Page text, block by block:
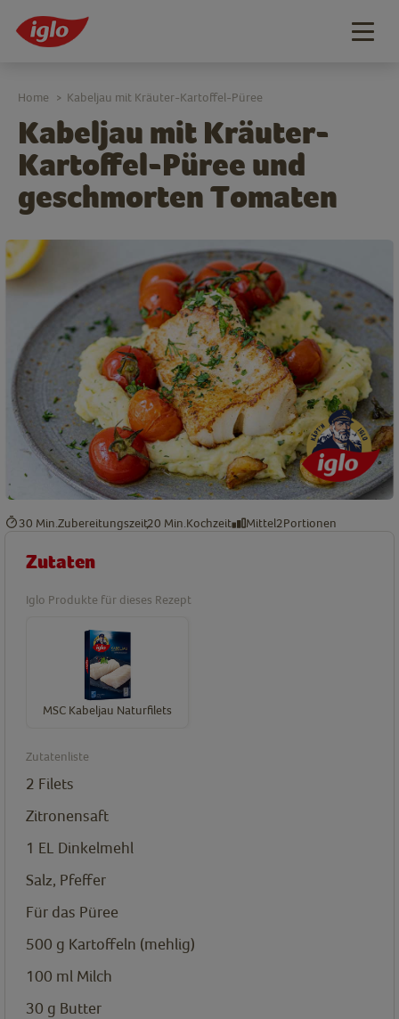
Kabeljau mit Kräuter-
Kartoffel-Püree und
geschmorten Tomaten
Home > Kabeljau mit Kräuter-Kartoffel-Püree
30 Min. Zubereitungszeit20 Min. Kochzeit Mittel2Portionen
Zutaten
Iglo Produkte für dieses Rezept
MSC Kabeljau Naturfilets
Zutatenliste
2 Filets
Zitronensaft
1 EL Dinkelmehl
Salz, Pfeffer
Für das Püree
500 g Kartoffeln (mehlig)
100 ml Milch
30 g Butter